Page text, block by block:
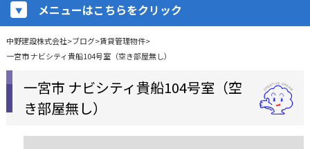
メニューはこちらをクリック
中野建設株式会社>ブログ>賃貸管理物件>
一宮市 ナビシティ貴船104号室（空き部屋無し）
一宮市 ナビシティ貴船104号室（空
き部屋無し）